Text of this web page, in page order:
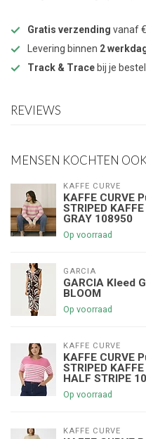
Gratis verzending vanaf
Levering binnen 2
Track & Trace bij je
REVIEWS
MENSEN KOCHTEN
KAFFE CURVE
KAFFE CURVE
STRIPED
GRAY 108950
Op voorraad
GARCIA
GARCIA Kleed
BLOOM
Op voorraad
KAFFE CURVE
KAFFE CURVE
STRIPED
HALF STRIPE
Op voorraad
KAFFE CURVE